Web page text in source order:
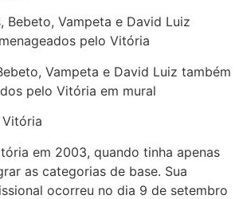
Vampeta e David Luiz também
pelo Vitória em mural
em 2003, quando tinha apenas
as categorias de base. Sua
ocorreu no dia 9 de setembro